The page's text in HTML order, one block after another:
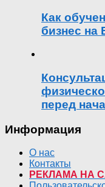
Как
бизнес на
перед
Информация
О нас
Контакты
РЕКЛАМА НА